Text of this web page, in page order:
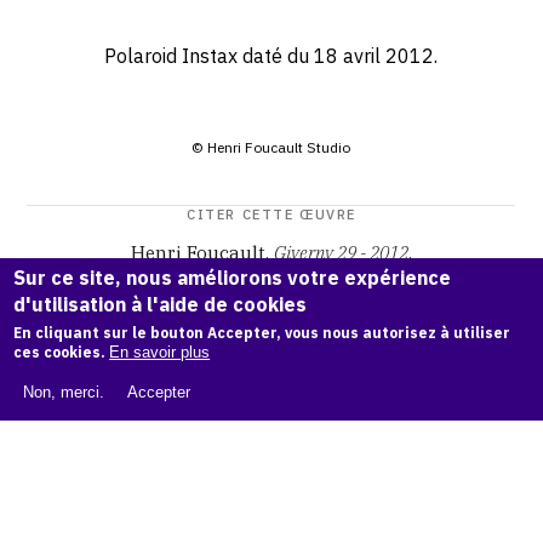
Polaroid Instax daté du 18 avril 2012.
© Henri Foucault Studio
CITER CETTE ŒUVRE
Henri Foucault, Giverny 29 - 2012.
Catalogue raisonné Henri Foucault, OAM.ark:38997/o1bd
fg
COPIER LA CITATION
Sur ce site, nous améliorons votre expérience
d'utilisation à l'aide de cookies
En cliquant sur le bouton Accepter, vous nous autorisez à utiliser
ces cookies. En savoir plus
Non, merci. Accepter